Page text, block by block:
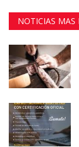
NOTICIAS MAS